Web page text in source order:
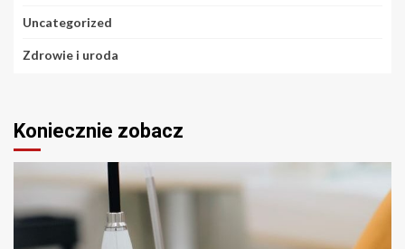
Uncategorized
Zdrowie i uroda
Koniecznie zobacz